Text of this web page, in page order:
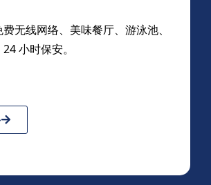
无线网络、美味餐厅、游泳池、
小时保安。